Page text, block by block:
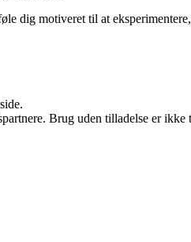
dig motiveret til at
Brug uden tilladelse er ikke